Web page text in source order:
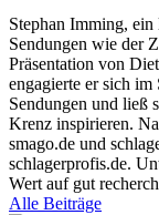
Stephan Imming, ein
Sendungen wie der
Präsentation von
engagierte er sich
Sendungen und ließ
Krenz inspirieren.
smago.de und
schlagerprofis.de.
Wert auf gut
Alle Beiträge